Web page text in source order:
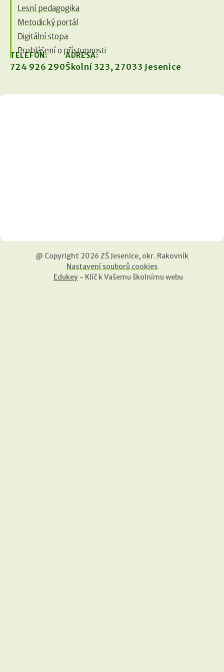
Lesní pedagogika
Metodický portál
Digitální stopa
Prohlášení o přístupnosti
TELEFON:
724 926 290
ADRESA:
Školní 323, 27033 Jesenice
@ Copyright 2026 ZŠ Jesenice, okr. Rakovník
Nastavení souborů cookies
Edukey - Klíč k Vašemu školnímu webu